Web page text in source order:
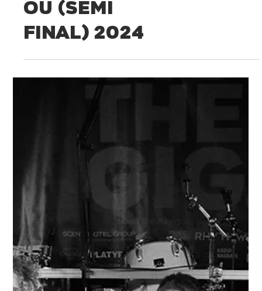
DIG THE GIG
OU (Semi
Final) 2024